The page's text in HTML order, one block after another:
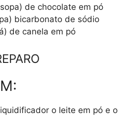
de chocolate em pó
bicarbonato de sódio
de canela em pó
o leite em pó e o